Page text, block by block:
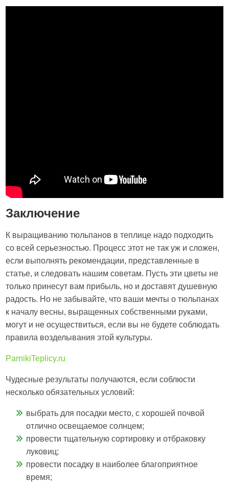
Заключение
К выращиванию тюльпанов в теплице надо подходить
со всей серьезностью. Процесс этот не так уж и сложен,
если выполнять рекомендации, представленные в
статье, и следовать нашим советам. Пусть эти цветы не
только принесут вам прибыль, но и доставят душевную
радость. Но не забывайте, что ваши мечты о тюльпанах
к началу весны, выращенных собственными руками,
могут и не осуществиться, если вы не будете соблюдать
правила возделывания этой культуры.
ParnikiTeplicy.ru
Чудесные результаты получаются, если соблюсти
несколько обязательных условий:
выбрать для посадки место, с хорошей почвой
отлично освещаемое солнцем;
провести тщательную сортировку и отбраковку
луковиц;
провести посадку в наиболее благоприятное
время;